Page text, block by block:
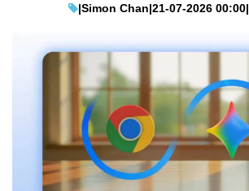
生成式AI與雲端應用
Enterprise Digital Transformation
|Simon Chan|21-07-2026 00:00|